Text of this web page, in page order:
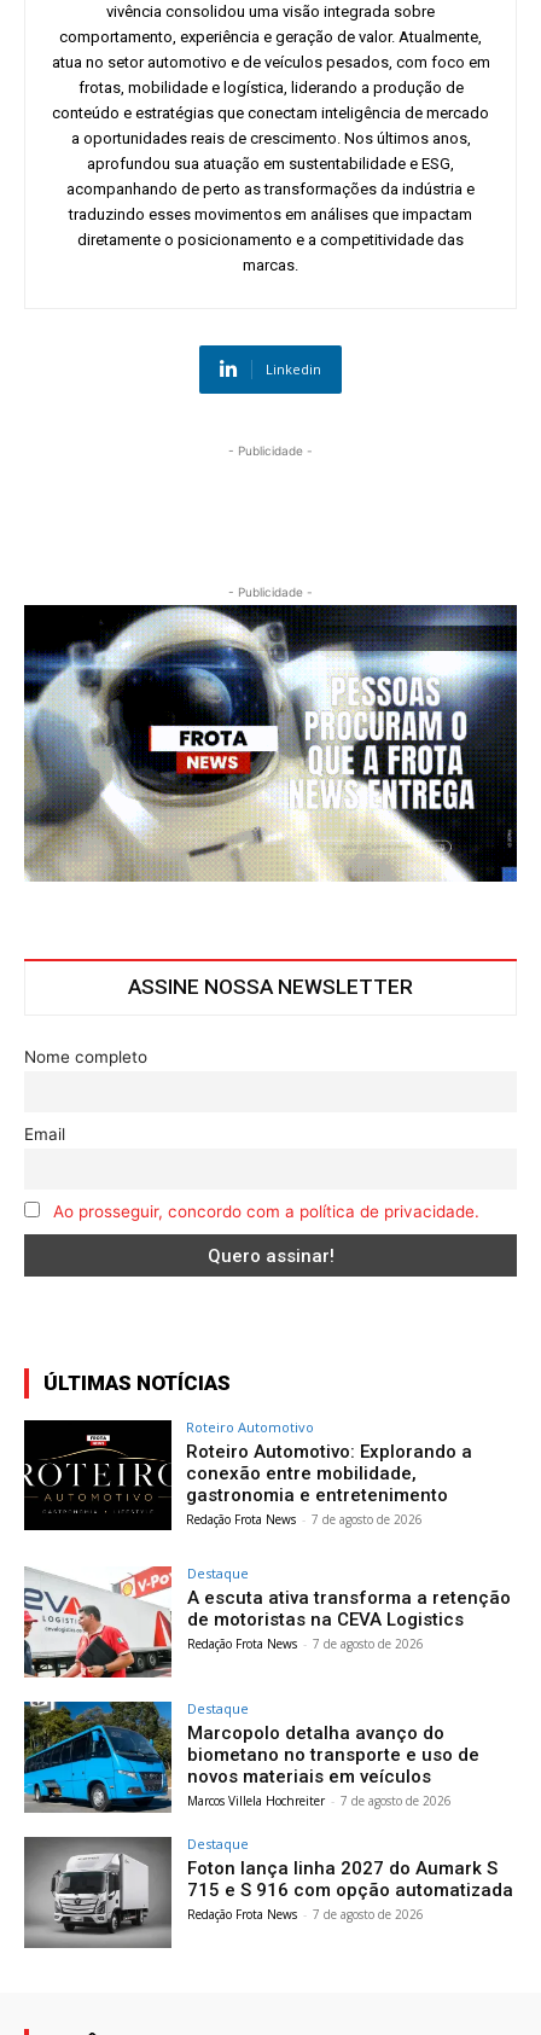
vivência consolidou uma visão integrada sobre
comportamento, experiência e geração de valor. Atualmente,
atua no setor automotivo e de veículos pesados, com foco em
frotas, mobilidade e logística, liderando a produção de
conteúdo e estratégias que conectam inteligência de mercado
a oportunidades reais de crescimento. Nos últimos anos,
aprofundou sua atuação em sustentabilidade e ESG,
acompanhando de perto as transformações da indústria e
traduzindo esses movimentos em análises que impactam
diretamente o posicionamento e a competitividade das
marcas.
Linkedin
- Publicidade -
- Publicidade -
ASSINE NOSSA NEWSLETTER
Nome completo
Email
Ao prosseguir, concordo com a política de privacidade.
ÚLTIMAS NOTÍCIAS
Roteiro Automotivo
Roteiro Automotivo: Explorando a
conexão entre mobilidade,
gastronomia e entretenimento
Redação Frota News - 7 de agosto de 2026
Destaque
A escuta ativa transforma a retenção
de motoristas na CEVA Logistics
Redação Frota News - 7 de agosto de 2026
Destaque
Marcopolo detalha avanço do
biometano no transporte e uso de
novos materiais em veículos
Marcos Villela Hochreiter - 7 de agosto de 2026
Destaque
Foton lança linha 2027 do Aumark S
715 e S 916 com opção automatizada
Redação Frota News - 7 de agosto de 2026